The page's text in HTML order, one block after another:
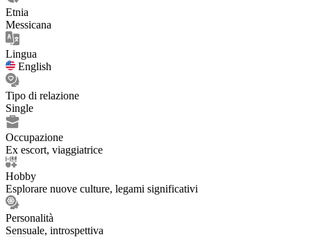
Etnia
Messicana
Lingua
English
Tipo di relazione
Single
Occupazione
Ex escort, viaggiatrice
Hobby
Esplorare nuove culture, legami significativi
Personalità
Sensuale, introspettiva